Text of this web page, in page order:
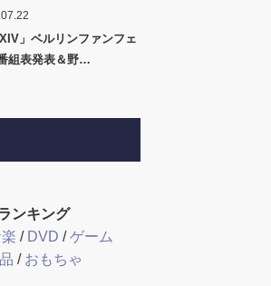
」ベルリンファンフェ
組表発表＆野…
ンキング
/ DVD /ゲーム
/ おもちゃ